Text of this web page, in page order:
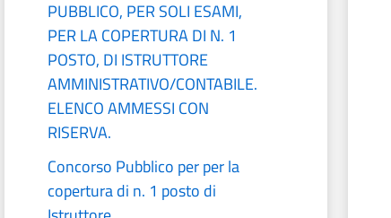
PUBBLICO, PER SOLI ESAMI,
PER LA COPERTURA DI N. 1
POSTO, DI ISTRUTTORE
AMMINISTRATIVO/CONTABILE.
ELENCO AMMESSI CON
RISERVA.
Concorso Pubblico per per la
copertura di n. 1 posto di